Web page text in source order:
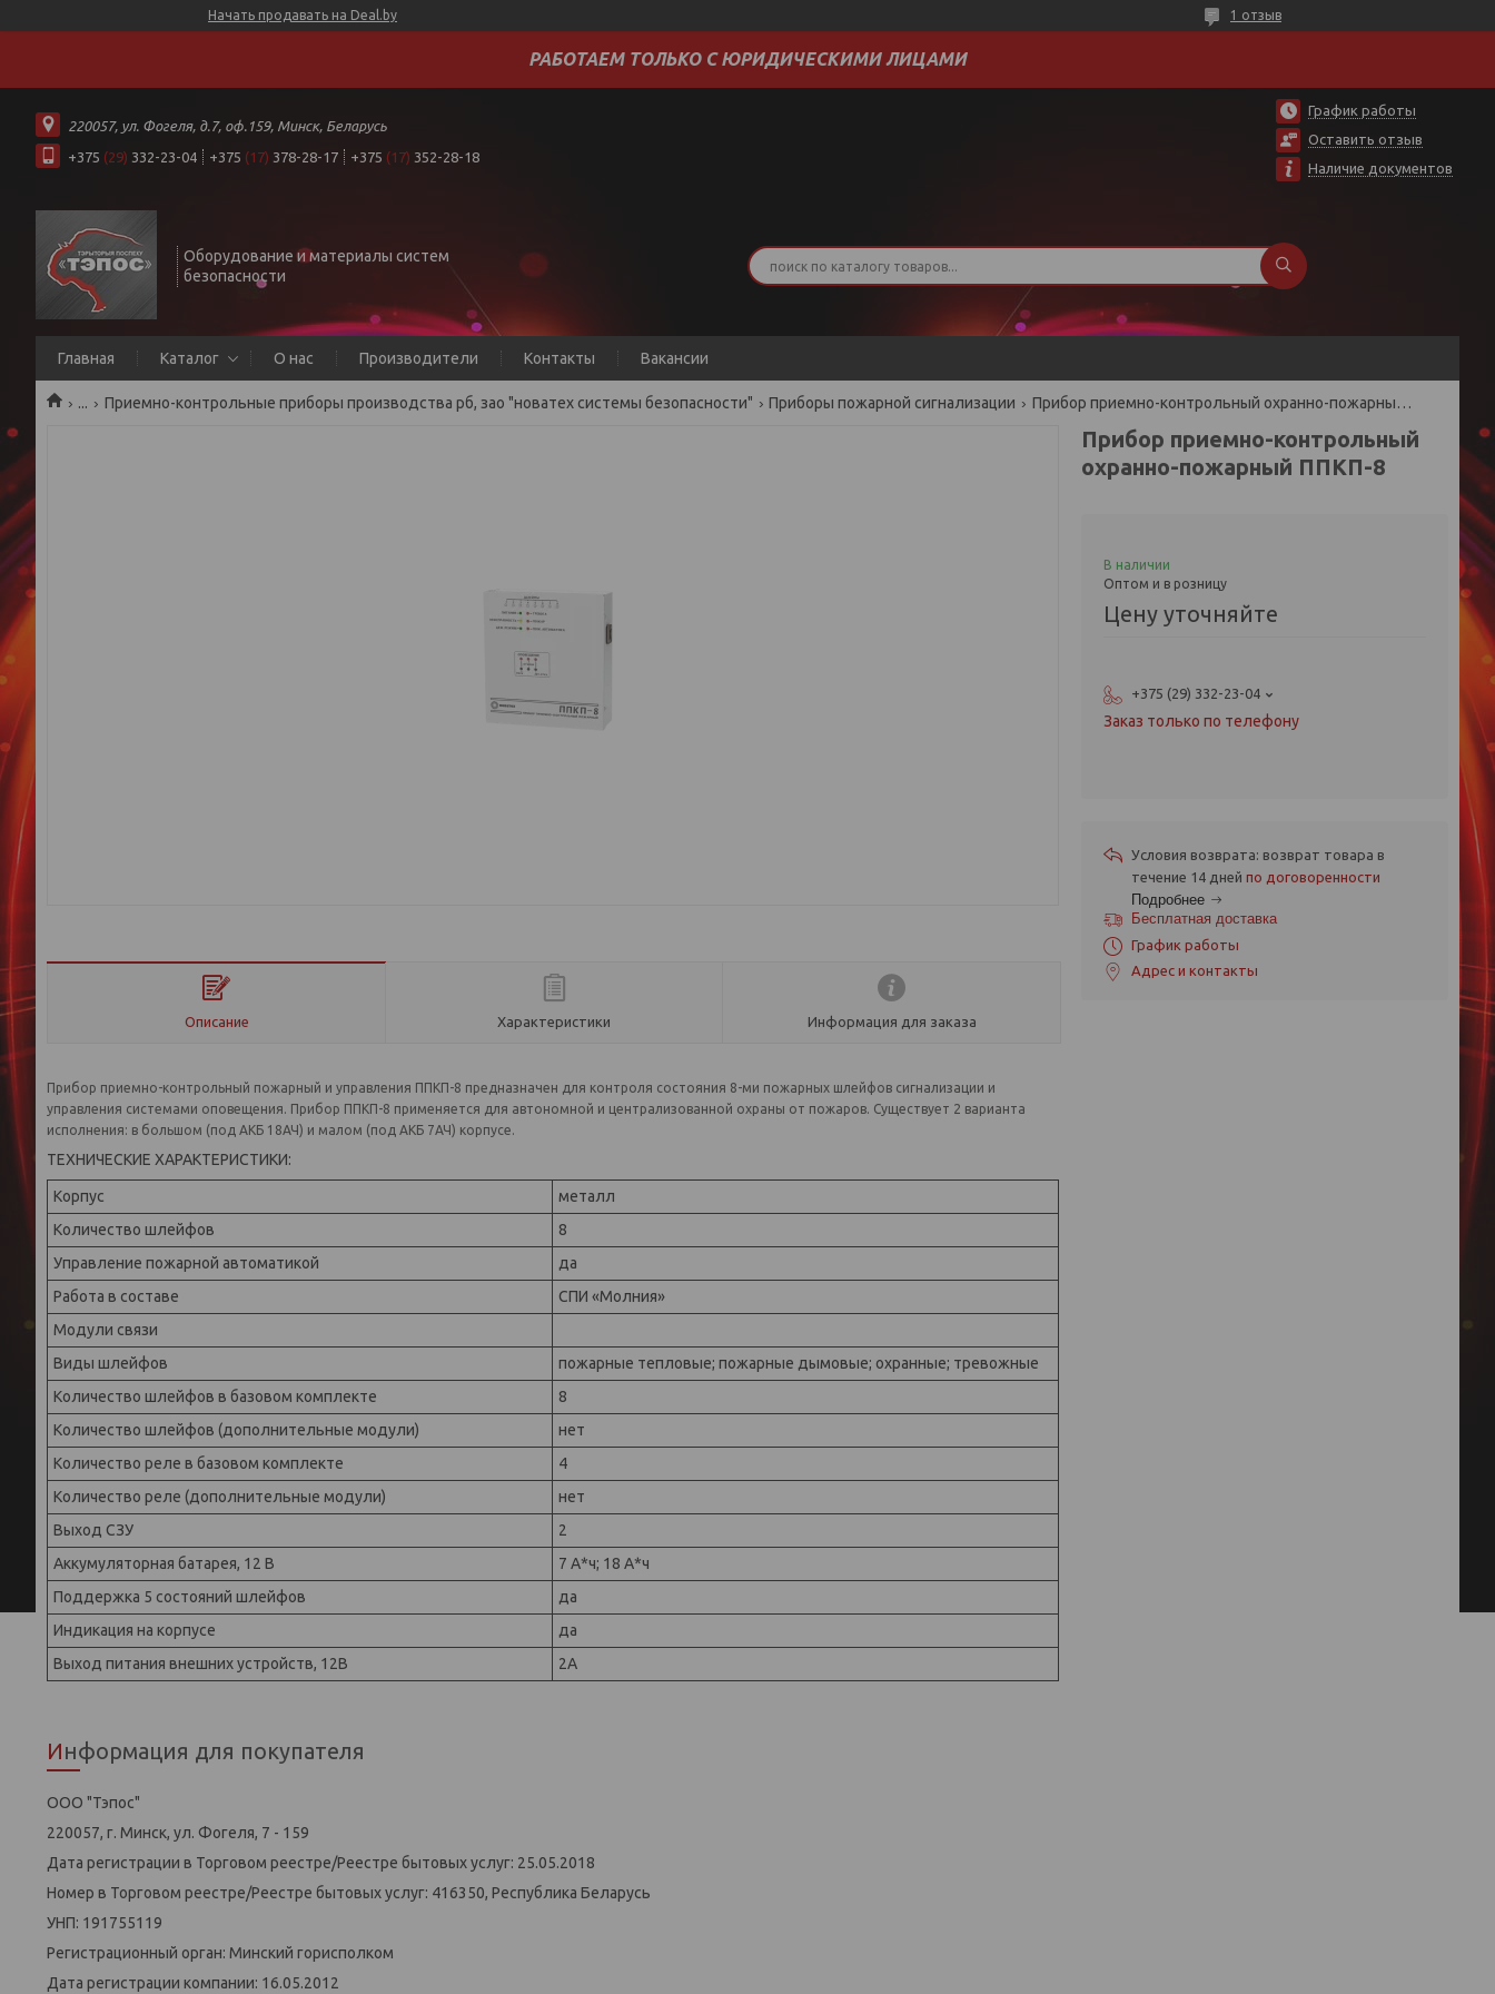
Начать продавать на Deal.by 1 отзыв
РАБОТАЕМ ТОЛЬКО С ЮРИДИЧЕСКИМИ ЛИЦАМИ
220057, ул. Фогеля, д.7, оф.159, Минск, Беларусь
+375 (29) 332-23-04 +375 (17) 378-28-17 +375 (17) 352-28-18
График работы
Оставить отзыв
Наличие документов
Оборудование и материалы систем
безопасности
Главная Каталог О нас Производители Контакты Вакансии
... Приемно-контрольные приборы производства рб, зао "новатех системы безопасности" Приборы пожарной сигнализации Прибор приемно-контрольный охранно-пожарный ппкп-8
Описание Характеристики Информация для заказа
Прибор приемно-контрольный пожарный и управления ППКП-8 предназна­чен для контроля состояния 8-ми пожарных шлейфов сигнализации и
управления системами оповещения. Прибор ППКП-8 применяется для автономной и централизованной охраны от пожаров. Существует 2 варианта
исполнения: в большом (под АКБ 18АЧ) и малом (под АКБ 7АЧ) корпусе.
ТЕХНИЧЕСКИЕ ХАРАКТЕРИСТИКИ:
Корпус
металл
Количество шлейфов
8
Управление пожарной автоматикой
да
Работа в составе
СПИ «Молния»
Модули связи
Виды шлейфов
пожарные тепловые; пожарные дымовые; охранные; тревожные
Количество шлейфов в базовом комплекте
8
Количество шлейфов (дополнительные модули)
нет
Количество реле в базовом комплекте
4
Количество реле (дополнительные модули)
нет
Выход СЗУ
2
Аккумуляторная батарея, 12 В
7 А*ч; 18 А*ч
Поддержка 5 состояний шлейфов
да
Индикация на корпусе
да
Выход питания внешних устройств, 12В
2А
Информация для покупателя
ООО "Тэпос"
220057, г. Минск, ул. Фогеля, 7 - 159
Дата регистрации в Торговом реестре/Реестре бытовых услуг: 25.05.2018
Номер в Торговом реестре/Реестре бытовых услуг: 416350, Республика Беларусь
УНП: 191755119
Регистрационный орган: Минский горисполком
Дата регистрации компании: 16.05.2012
Прибор приемно-контрольный
охранно-пожарный ППКП-8
В наличии
Оптом и в розницу
Цену уточняйте
+375 (29) 332-23-04
Заказ только по телефону
возврат товара в
течение 14 дней по договоренности
Подробнее
Бесплатная доставка
График работы
Адрес и контакты